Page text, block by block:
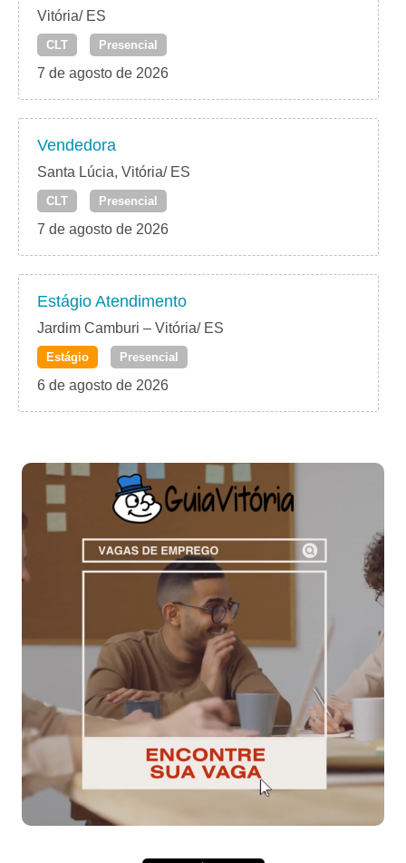
Vitória/ ES
CLT Presencial
7 de agosto de 2026
Vendedora
Santa Lúcia, Vitória/ ES
CLT Presencial
7 de agosto de 2026
Estágio Atendimento
Jardim Camburi – Vitória/ ES
Estágio Presencial
6 de agosto de 2026